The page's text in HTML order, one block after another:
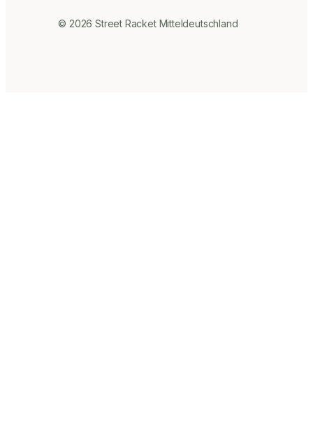
© 2026 Street Racket Mitteldeutschland